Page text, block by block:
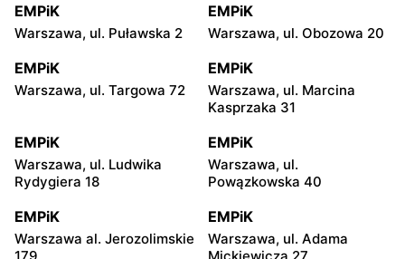
EMPiK
Warszawa, ul. Puławska 2
EMPiK
Warszawa, ul. Obozowa 20
EMPiK
Warszawa, ul. Targowa 72
EMPiK
Warszawa, ul. Marcina
Kasprzaka 31
EMPiK
Warszawa, ul. Ludwika
Rydygiera 18
EMPiK
Warszawa, ul.
Powązkowska 40
EMPiK
Warszawa al. Jerozolimskie
EMPiK
Warszawa, ul. Adama